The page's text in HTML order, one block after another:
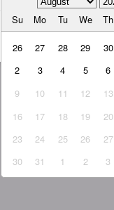
Su Mo Tu We Th
26 27 28 29 30
2
3 4 5 6
9 10 11 12 13
16
17 18 19 20
23
24 25 26 27
30
31 1 2 3